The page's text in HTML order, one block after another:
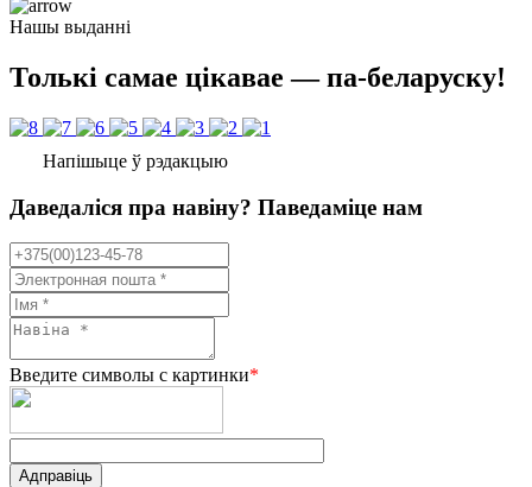
Нашы выданні
Толькі самае цікавае — па-беларуску!
Напішыце ў рэдакцыю
Даведаліся пра навіну? Паведаміце нам
Введите символы с картинки*
Адправіць